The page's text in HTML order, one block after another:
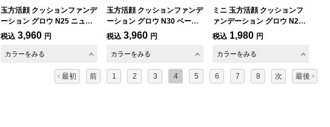
玉方活顔 クッションファンデ
ーション グロウ N25 ニュー
トラル
税込 3,960 円
カラーをみる
玉方活顔 クッションファンデ
ーション グロウ N30 ベージ
ュ
税込 3,960 円
カラーをみる
ミニ 玉方活顔 クッションフ
ァンデーション グロウ N20
アイボリー
税込 1,980 円
カラーをみる
最初 前 1 2 3 4 5 6 7 8 次 最後